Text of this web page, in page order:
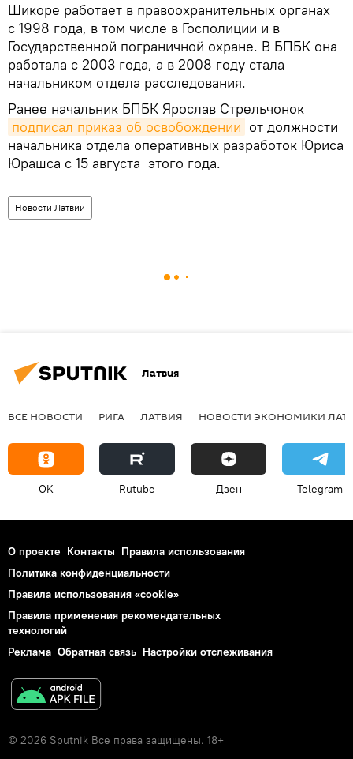
Шикоре работает в правоохранительных органах
с 1998 года, в том числе в Госполиции и в
Государственной пограничной охране. В БПБК она
работала с 2003 года, а в 2008 году стала
начальником отдела расследования.
Ранее начальник БПБК Ярослав Стрельчонок
подписал приказ об освобождении от должности
начальника отдела оперативных разработок Юриса
Юрашса с 15 августа этого года.
Новости Латвии
Латвия
ВСЕ НОВОСТИ РИГА ЛАТВИЯ НОВОСТИ ЭКОНОМИКИ
OK Rutube Дзен Telegram
О проекте Контакты Правила использования
Политика конфиденциальности
Правила использования «cookie»
Правила применения рекомендательных
технологий
Реклама Обратная связь Настройки отслеживания
© 2026 Sputnik Все права защищены. 18+